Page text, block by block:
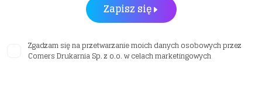
Zapisz się
Zgadzam się na przetwarzanie moich danych osobowych przez
Comers Drukarnia Sp. z o.o. w celach marketingowych